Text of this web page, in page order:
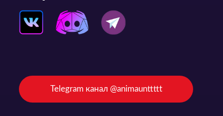
Telegram канал @animaunttttt